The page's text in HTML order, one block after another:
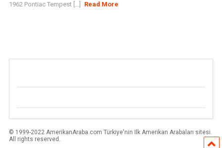
1962 Pontiac Tempest [...] Read More
© 1999-2022 AmerikanAraba.com Türkiye'nin Ilk Amerikan Arabaları sitesi.
All rights reserved.